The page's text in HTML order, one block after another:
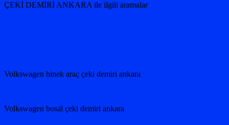
ÇEKİ DEMİRİ ANKARA ile ilgili aramalar
Volkswagen binek araç çeki demiri ankara
Volkswagen bosal çeki demiri ankara